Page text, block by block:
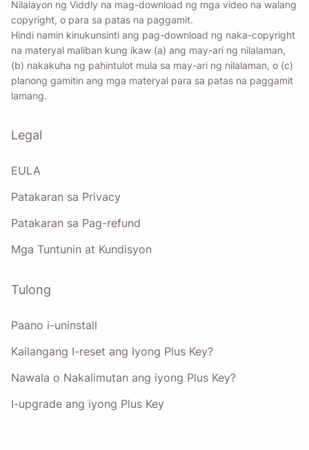
Nilalayon ng Viddly na mag-download ng mga video na walang
copyright, o para sa patas na paggamit.
Hindi namin kinukunsinti ang pag-download ng naka-copyright
na materyal maliban kung ikaw (a) ang may-ari ng nilalaman,
(b) nakakuha ng pahintulot mula sa may-ari ng nilalaman, o (c)
planong gamitin ang mga materyal para sa patas na paggamit
lamang.
Legal
EULA
Patakaran sa Privacy
Patakaran sa Pag-refund
Mga Tuntunin at Kundisyon
Tulong
Paano i-uninstall
Kailangang I-reset ang Iyong Plus Key?
Nawala o Nakalimutan ang iyong Plus Key?
I-upgrade ang iyong Plus Key